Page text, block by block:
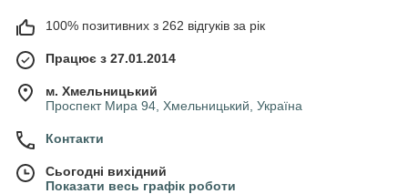
100% позитивних з 262 відгуків за рік
Працює з 27.01.2014
м. Хмельницький
Проспект Мира 94, Хмельницький, Україна
Контакти
Сьогодні вихідний
Показати весь графік роботи